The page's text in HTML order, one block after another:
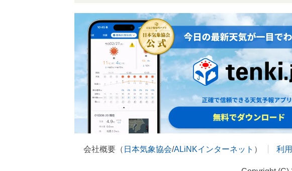
会社概要（ 日本気象協会/ALiNKインターネット ） 利